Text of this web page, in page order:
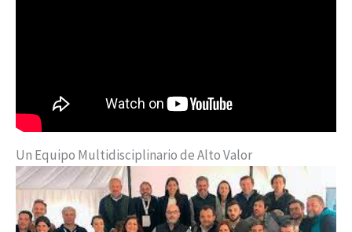
Un Equipo Multidisciplinario de Alto Valor